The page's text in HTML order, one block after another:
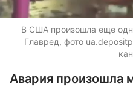
В США произошла еще
Главред, фото
Авария произошла